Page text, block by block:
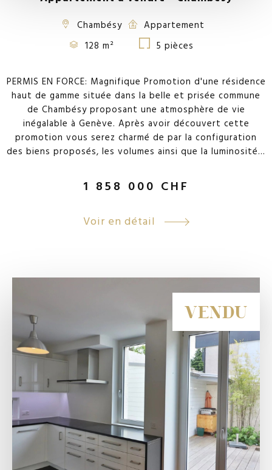
Chambésy
Appartement
128 m²
5 pièces
PERMIS EN FORCE: Magnifique Promotion d'une résidence
haut de gamme située dans la belle et prisée commune
de Chambésy proposant une atmosphère de vie
inégalable à Genève. Après avoir découvert cette
promotion vous serez charmé de par la configuration
des biens proposés, les volumes ainsi que la luminosité...
1 858 000 CHF
Voir en détail
VENDU